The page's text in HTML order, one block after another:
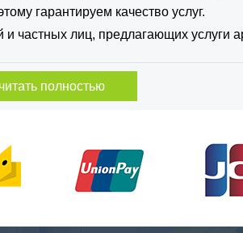
гарантируем качество услуг.
частных лиц, предлагающих услуги
читать полностью